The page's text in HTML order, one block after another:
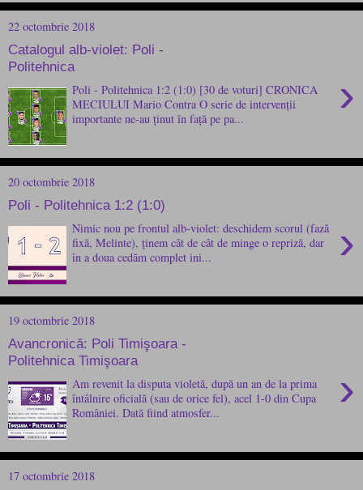
22 octombrie 2018
Catalogul alb-violet: Poli -
Politehnica
›
Poli - Politehnica 1:2 (1:0) [30 de voturi] CRONICA
MECIULUI Mario Contra O serie de intervenții
importante ne-au ținut în față pe pa...
20 octombrie 2018
Poli - Politehnica 1:2 (1:0)
›
Nimic nou pe frontul alb-violet: deschidem scorul (fază
fixă, Melinte), ținem cât de cât de minge o repriză, dar
în a doua cedăm complet ini...
19 octombrie 2018
Avancronică: Poli Timişoara -
Politehnica Timişoara
›
Am revenit la disputa violetă, după un an de la prima
întâlnire oficială (sau de orice fel), acel 1-0 din Cupa
României. Dată fiind atmosfer...
17 octombrie 2018